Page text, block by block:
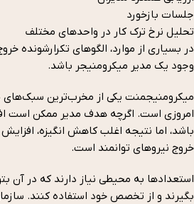
جلسات بازخورد
تحلیل نرخ ترک کار در واحدهای مختلف
در بسیاری از موارد، الگوهای تکرارشونده
وجود یک مدیر میکرومنیجر باشد.
میکرومنیجمنت یکی از مخرب‌ترین سبک‌های
امروزی است. اگرچه هدف مدیر ممکن است
باشد، اما نتیجه اغلب کاهش انگیزه،
خروج نیروهای توانمند است.
استعدادها به محیطی نیاز دارند که در آن
بگیرند و از تخصص خود استفاده کنند.